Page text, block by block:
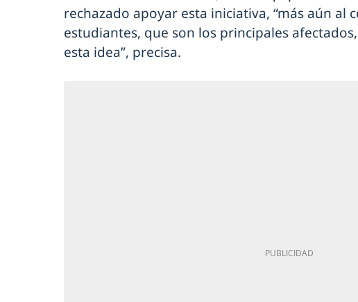
rechazado apoyar esta iniciativa, “más aún al
estudiantes, que son los principales
esta idea”, precisa.